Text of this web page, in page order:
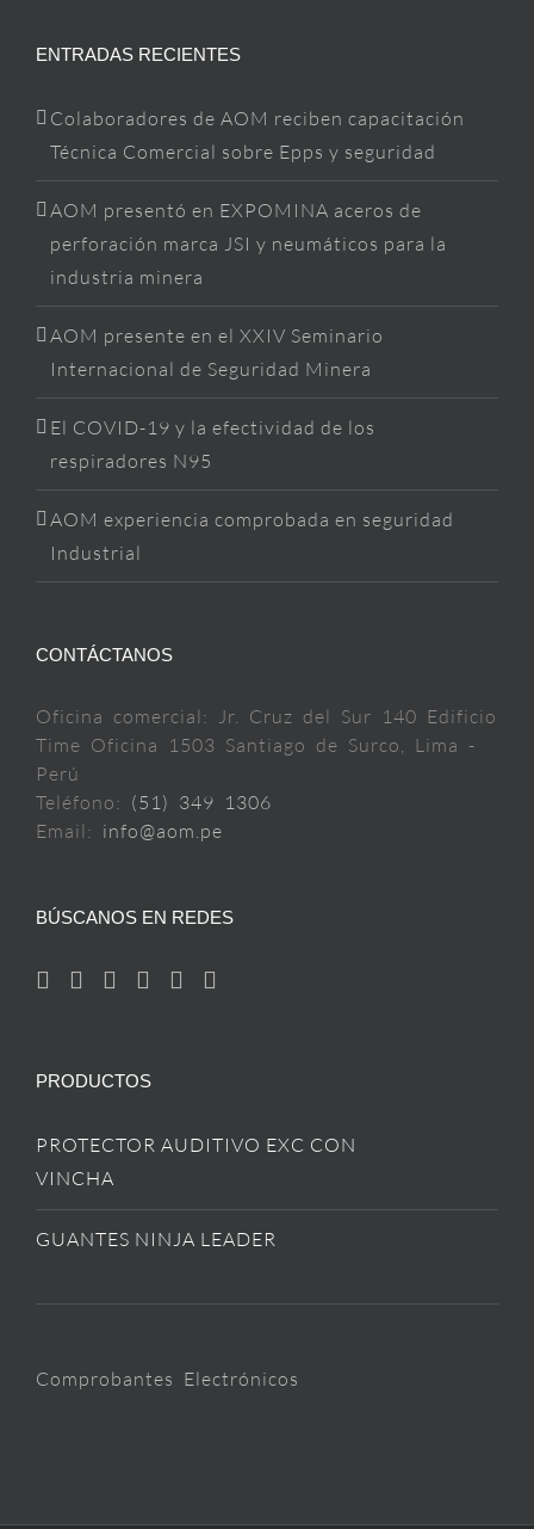
ENTRADAS RECIENTES
Colaboradores de AOM reciben capacitación
Técnica Comercial sobre Epps y seguridad
AOM presentó en EXPOMINA aceros de
perforación marca JSI y neumáticos para la
industria minera
AOM presente en el XXIV Seminario
Internacional de Seguridad Minera
El COVID-19 y la efectividad de los
respiradores N95
AOM experiencia comprobada en seguridad
Industrial
CONTÁCTANOS
Oficina comercial: Jr. Cruz del Sur 140 Edificio
Time Oficina 1503 Santiago de Surco, Lima -
Perú
Teléfono: (51) 349 1306
Email: info@aom.pe
BÚSCANOS EN REDES
PRODUCTOS
PROTECTOR AUDITIVO EXC CON
VINCHA
GUANTES NINJA LEADER
Comprobantes Electrónicos